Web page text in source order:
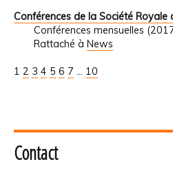
Conférences de la Société
Conférences mensuelles
Rattaché à News
1 2 3 4 5 6 7 ... 10
Contact